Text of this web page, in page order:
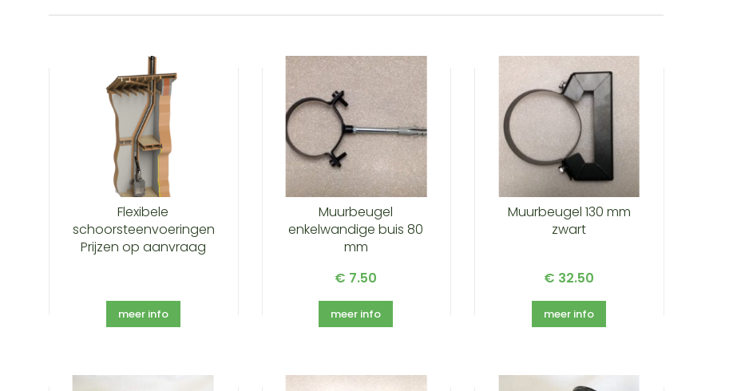
Flexibele
schoorsteenvoeringen
Prijzen op aanvraag
meer info
Muurbeugel
enkelwandige buis 80
mm
€ 7.50
meer info
Muurbeugel 130 mm
zwart
€ 32.50
meer info